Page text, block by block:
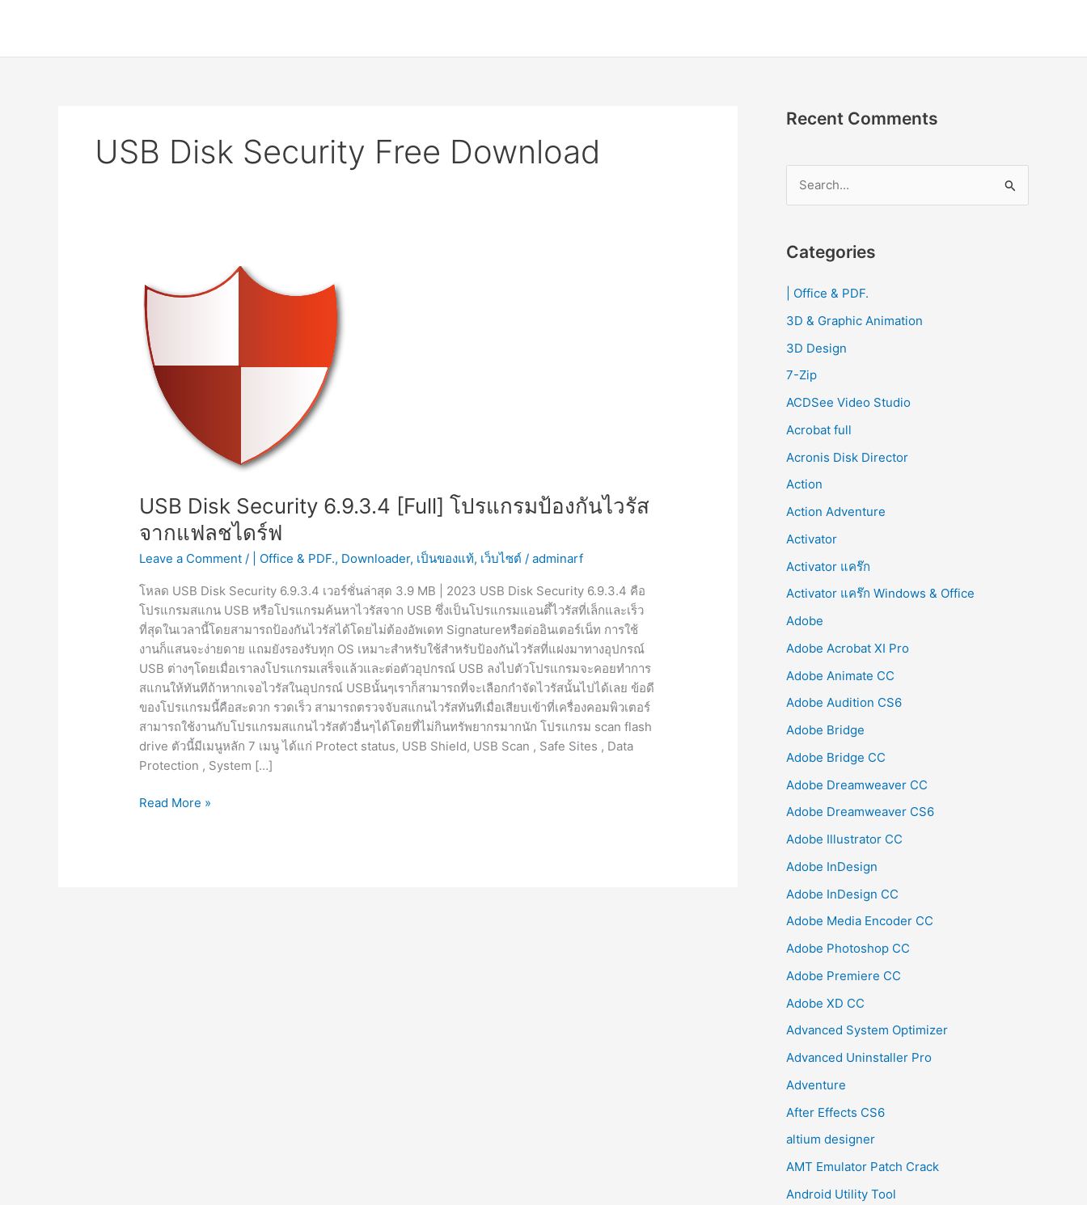
USB Disk Security Free Download
USB Disk Security 6.9.3.4 [Full] โปรแกรมป้องกันไวรัส
จากแฟลชไดร์ฟ
Leave a Comment / | Office & PDF., Downloader, เป็นของแท้, เว็บไซต์ /adminarf
โหลด USB Disk Security 6.9.3.4 เวอร์ชั่นล่าสุด 3.9 MB | 2023 USB Disk Security 6.9.3.4 คือ
โปรแกรมสแกน USB หรือโปรแกรมค้นหาไวรัสจาก USB ซึ่งเป็นโปรแกรมแอนตึ้ไวรัสที่เล็กและเร็ว
ที่สุดในเวลานี้โดยสามารถป้องกันไวรัสได้โดยไม่ต้องอัพเดท Signatureหรือต่ออินเตอร์เน็ท การใช้
งานก็แสนจะง่ายดาย แถมยังรองรับทุก OS เหมาะสำหรับใช้สำหรับป้องกันไวรัสที่แฝงมาทางอุปกรณ์
USB ต่างๆโดยเมื่อเราลงโปรแกรมเสร็จแล้วและต่อตัวอุปกรณ์ USB ลงไปตัวโปรแกรมจะคอยทำการ
สแกนให้ทันทีถ้าหากเจอไวรัสในอุปกรณ์ USBนั้นๆเราก็สามารถที่จะเลือกกำจัดไวรัสนั้นไปได้เลย ข้อดี
ของโปรแกรมนี้คือสะดวก รวดเร็ว สามารถตรวจจับสแกนไวรัสทันทีเมื่อเสียบเข้าที่เครื่องคอมพิวเตอร์
สามารถใช้งานกับโปรแกรมสแกนไวรัสตัวอื่นๆได้โดยที่ไม่กินทรัพยากรมากนัก โปรแกรม scan flash
drive ตัวนี้มีเมนูหลัก 7 เมนู ได้แก่ Protect status, USB Shield, USB Scan , Safe Sites , Data
Protection , System […]
USB
Read More »
Recent Comments
r
h
f
o
r
Categories
| Office & PDF.
3D & Graphic Animation
3D Design
7-Zip
ACDSee Video Studio
Acrobat full
Acronis Disk Director
Action
Action Adventure
Activator
Activator แคร๊ก
Activator แคร๊ก Windows & Office
Adobe
Adobe Acrobat XI Pro
Adobe Animate CC
Adobe Audition CS6
Adobe Bridge
Adobe Bridge CC
Adobe Dreamweaver CC
Adobe Dreamweaver CS6
Adobe Illustrator CC
Adobe InDesign
Adobe InDesign CC
Adobe Media Encoder CC
Adobe Photoshop CC
Adobe Premiere CC
Adobe XD CC
Advanced System Optimizer
Advanced Uninstaller Pro
Adventure
After Effects CS6
altium designer
AMT Emulator Patch Crack
Android Utility Tool